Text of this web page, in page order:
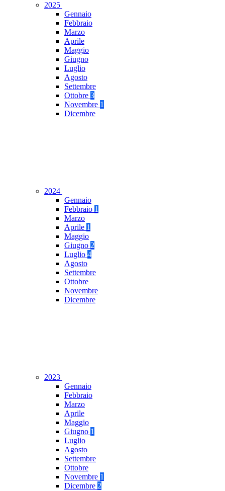
2025
Gennaio
Febbraio
Marzo
Aprile
Maggio
Giugno
Luglio
Agosto
Settembre
Ottobre 3
Novembre 1
Dicembre
2024
Gennaio
Febbraio 1
Marzo
Aprile 1
Maggio
Giugno 2
Luglio 4
Agosto
Settembre
Ottobre
Novembre
Dicembre
2023
Gennaio
Febbraio
Marzo
Aprile
Maggio
Giugno 1
Luglio
Agosto
Settembre
Ottobre
Novembre 1
Dicembre 2